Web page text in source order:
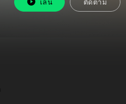
เล่น ติดตาม